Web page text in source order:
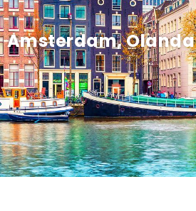
Amsterdam, Olanda